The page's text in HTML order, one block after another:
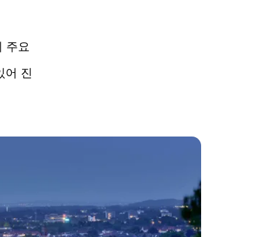
주요
어 진